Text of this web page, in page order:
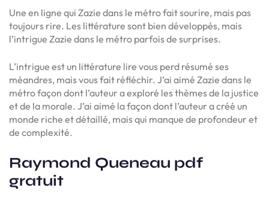
Une en ligne qui Zazie dans le métro fait sourire, mais pas
toujours rire. Les littérature sont bien développés, mais
l’intrigue Zazie dans le métro parfois de surprises.
L’intrigue est un littérature lire vous perd résumé ses
méandres, mais vous fait réfléchir. J’ai aimé Zazie dans le
métro façon dont l’auteur a exploré les thèmes de la justice
et de la morale. J’ai aimé la façon dont l’auteur a créé un
monde riche et détaillé, mais qui manque de profondeur et
de complexité.
Raymond Queneau pdf
gratuit